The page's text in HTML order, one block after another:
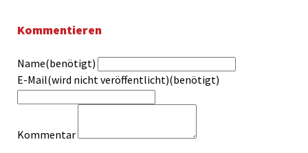
Kommentieren
Name(benötigt)
E-Mail(wird nicht veröffentlicht)(benötigt)
Kommentar